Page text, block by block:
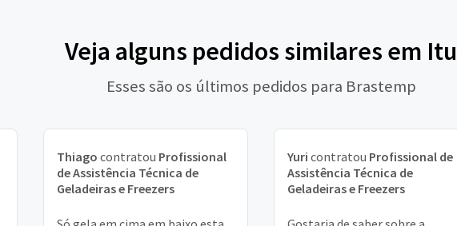
Veja alguns pedidos similares em Itu
Esses são os últimos pedidos para Brastemp
Thiago contratou Profissional
de Assistência Técnica de
Geladeiras e Freezers
Yuri contratou Profissional de
Assistência Técnica de
Geladeiras e Freezers